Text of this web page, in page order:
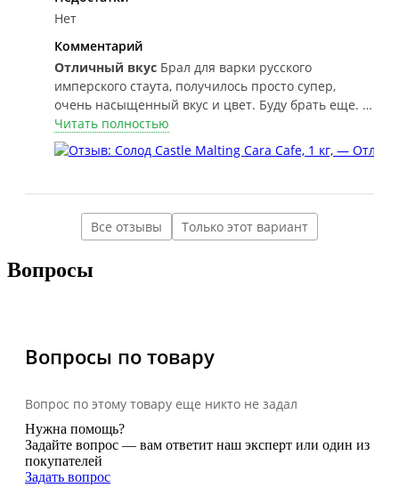
Нет
Комментарий
Отличный вкус Брал для варки русского
имперского стаута, получилось просто супер,
очень насыщенный вкус и цвет. Буду брать еще. С
помолом нужно быть осторожнее, выставлять
больший зазор между вальцами нежели на
светлом солоде, иначе получится мука и проблемы
Читать полностью
Все отзывы Только этот вариант
Вопросы
Вопросы по товару
Вопрос по этому товару еще никто не задал
Нужна помощь?
Задайте вопрос — вам ответит наш эксперт или один из
покупателей
Задать вопрос